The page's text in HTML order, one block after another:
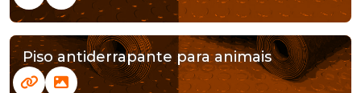
Piso antiderrapante para animais